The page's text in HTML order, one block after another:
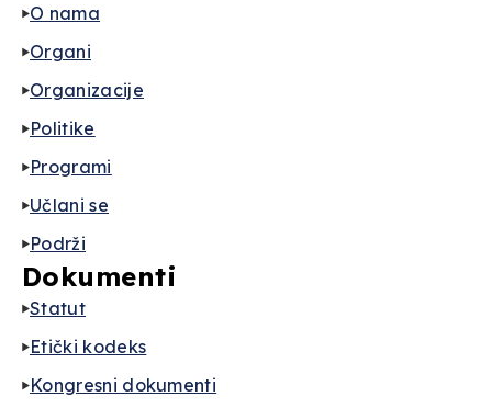
O nama
Organi
Organizacije
Politike
Programi
Učlani se
Podrži
Dokumenti
Statut
Etički kodeks
Kongresni dokumenti